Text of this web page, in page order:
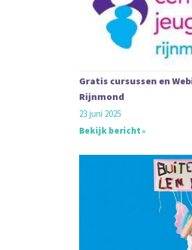
Gratis cursussen en
Rijnmond
23 juni 2025
Bekijk bericht